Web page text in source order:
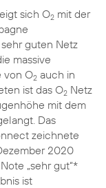
sich O2mit der
guten Netz
massive
von O2auch in
ist das O2Netz
mit dem
Das
zeichnete
2020
„sehr gut“*
ist